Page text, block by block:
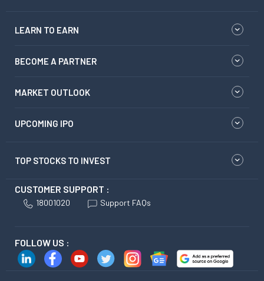
LEARN TO EARN
BECOME A PARTNER
MARKET OUTLOOK
UPCOMING IPO
TOP STOCKS TO INVEST
CUSTOMER SUPPORT :
18001020 Support FAQs
FOLLOW US :